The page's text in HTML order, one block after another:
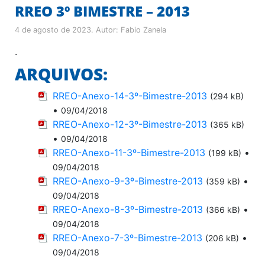
RREO 3º BIMESTRE – 2013
4 de agosto de 2023. Autor: Fabio Zanela
.
ARQUIVOS:
RREO-Anexo-14-3º-Bimestre-2013 (294 kB)
• 09/04/2018
RREO-Anexo-12-3º-Bimestre-2013 (365 kB)
• 09/04/2018
RREO-Anexo-11-3º-Bimestre-2013 (199 kB) •
09/04/2018
RREO-Anexo-9-3º-Bimestre-2013 (359 kB) •
09/04/2018
RREO-Anexo-8-3º-Bimestre-2013 (366 kB) •
09/04/2018
RREO-Anexo-7-3º-Bimestre-2013 (206 kB) •
09/04/2018